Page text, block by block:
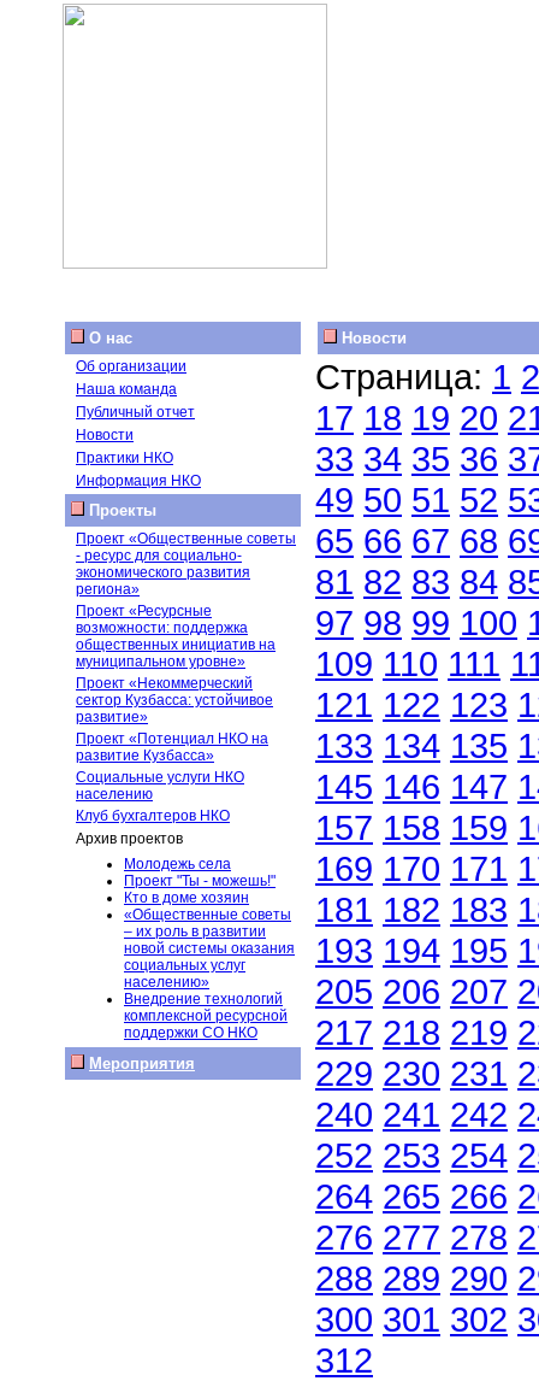
О нас
Об организации
Наша команда
Публичный отчет
Новости
Практики НКО
Информация НКО
Проекты
Проект «Общественные советы
- ресурс для социально-
экономического развития
региона»
Проект «Ресурсные
возможности: поддержка
общественных инициатив на
муниципальном уровне»
Проект «Некоммерческий
сектор Кузбасса: устойчивое
развитие»
Проект «Потенциал НКО на
развитие Кузбасса»
Социальные услуги НКО
населению
Клуб бухгалтеров НКО
Архив проектов
Молодежь села
Проект "Ты - можешь!"
Кто в доме хозяин
«Общественные советы
– их роль в развитии
новой системы оказания
социальных услуг
населению»
Внедрение технологий
комплексной ресурсной
поддержки СО НКО
Мероприятия
Новости
Страница: 1 2
17 18 19 20
33 34 35 36
49 50 51 52
65 66 67 68
81 82 83 84
97 98 99 100
109 110 111
121 122 123
133 134 135
145 146 147
157 158 159
169 170 171
181 182 183
193 194 195
205 206 207
217 218 219
229 230 231
240 241 242
252 253 254
264 265 266
276 277 278
288 289 290
300 301 302
312